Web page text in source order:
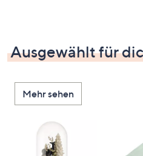
Ausgewählt für
Mehr sehen